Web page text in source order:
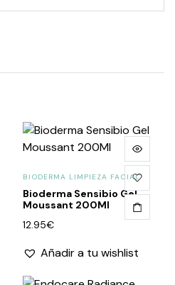
BIODERMA LIMPIEZA FACIAL
Bioderma Sensibio Gel
Moussant 200Ml
12.95€
Añadir a tu wishlist